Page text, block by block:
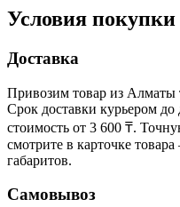
Условия
Доставка
Привозим товар из Алматы
Срок доставки курьером
стоимость от 3 600 ₸.
смотрите в карточке
габаритов.
Самовывоз